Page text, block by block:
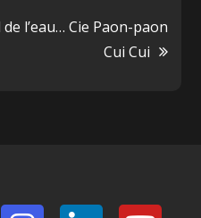
l’eau… Cie Paon-paon
Cui Cui